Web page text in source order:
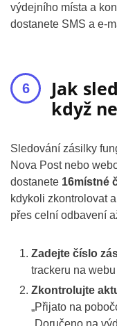
výdejního místa a
dostanete SMS a e-
Jak
když
Sledování zásilky
Nova Post nebo
dostanete 16místné
kdykoli zkontrolovat
přes celní odbavení
Zadejte číslo
trackeru na
Zkontrolujte
„Přijato na
„Doručeno na